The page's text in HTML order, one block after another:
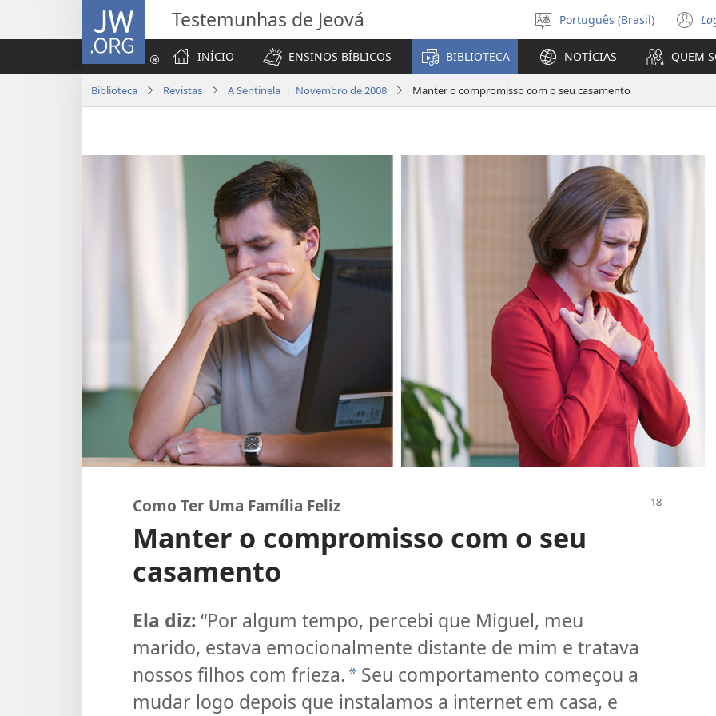
JW.ORG Testemunhas de Jeová
Selecione
o
idioma
Português (Brasil)
INÍCIO
ENSINOS BÍBLICOS BIBLIOTECA NOTÍCIAS QUEM
Biblioteca Revistas A Sentinela | Novembro de 2008 Manter o compromisso com o seu casamento
Como Ter Uma Família Feliz
Manter o compromisso com o seu
casamento
Ela diz: “Por algum tempo, percebi que Miguel, meu
marido, estava emocionalmente distante de mim e tratava
nossos filhos com frieza. * Seu comportamento começou a
mudar logo depois que instalamos a internet em casa, e